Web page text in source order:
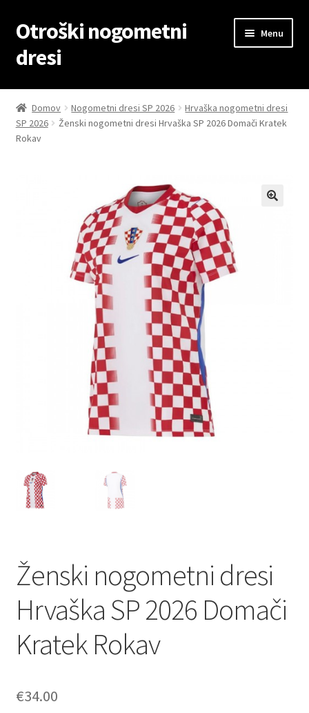
Skip
to
navigation
Skip
to
content
Otroški nogometni
dresi
Menu
Domov
Blog
Zaključek nakupa
Domov Nogometni dresi SP 2026
Hrvaška nogometni dresi
SP 2026
Ženski nogometni dresi Hrvaška SP 2026 Domači Kratek
Rokav
Ženski nogometni dresi
Hrvaška SP 2026 Domači
Kratek Rokav
€34.00